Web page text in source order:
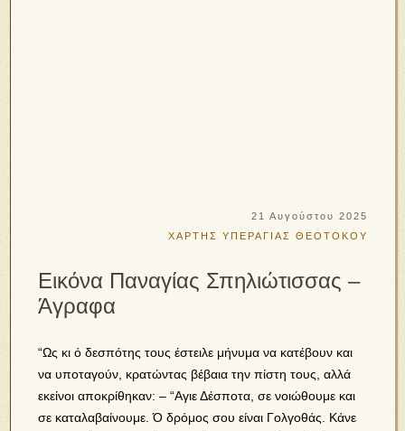
21 Αυγούστου 2025
ΧΑΡΤΗΣ ΥΠΕΡΑΓΙΑΣ ΘΕΟΤΟΚΟΥ
Εικόνα Παναγίας Σπηλιώτισσας –
Άγραφα
“Ως κι ό δεσπότης τους έστειλε μήνυ­μα να κατέβουν και
να υποταγούν, κρατώντας βέβαια την πίστη τους, αλλά
εκείνοι αποκρίθηκαν: – “Αγιε Δέσποτα, σε νοιώθουμε και
σε καταλαβαίνουμε. Ό δρόμος σου είναι Γολγοθάς. Κάνε